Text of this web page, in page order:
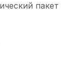
пакет